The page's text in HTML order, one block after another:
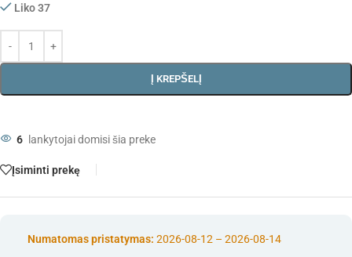
Liko 37
Į KREPŠELĮ
6 lankytojai domisi šia preke
Įsiminti prekę
Numatomas pristatymas: 2026-08-12 – 2026-08-14